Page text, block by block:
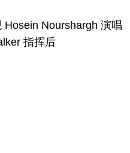
演唱
指挥后